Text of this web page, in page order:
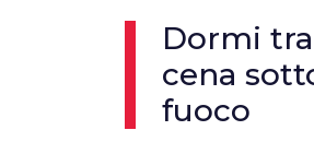
Dormi
cena
fuoco